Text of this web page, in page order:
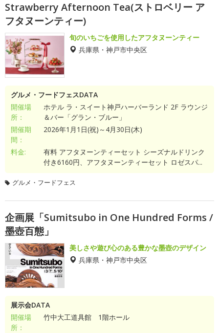
Strawberry Afternoon Tea(ストロベリー ア
フタヌーンティー)
旬のいちごを使用したアフタヌーンティー
兵庫県・神戸市中央区
グルメ・フードフェスDATA
開催場
所：
ホテル ラ・スイート神戸ハーバーランド 2F ラウンジ
＆バー「グラン・ブルー」
開催期
間：
2026年1月1日(祝)～4月30日(木)
料金:
有料 アフタヌーンティーセット シーズナルドリンク
付き6160円、アフタヌーンティーセット ロゼスパ...
グルメ・フードフェス
企画展「Sumitsubo in One Hundred Forms /
墨壺百態」
美しさや遊び心のある豊かな墨壺のデザイン
兵庫県・神戸市中央区
展示会DATA
開催場
所：
竹中大工道具館 1階ホール